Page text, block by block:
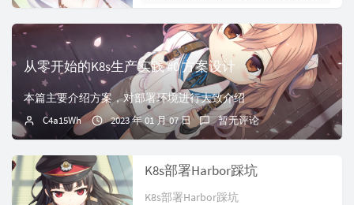
从零开始的K8s生产实践 #0 方案设计
本篇主要介绍方案，对部署环境进行大致介绍
C4a15Wh 2023 年 01 月 07 日 暂无评论
K8s部署Harbor踩坑
K8s部署Harbor踩坑